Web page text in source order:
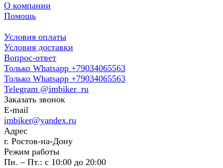
О компании
Помощь
Условия оплаты
Условия доставки
Вопрос-ответ
Только Whatsapp +79034065563
Только Whatsapp +79034065563
Telegram @imbiker_ru
Заказать звонок
E-mail
imbiker@yandex.ru
Адрес
г. Ростов-на-Дону
Режим работы
Пн. – Пт.: с 10:00 до 20:00